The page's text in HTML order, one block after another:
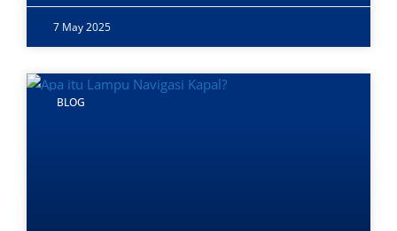
7 May 2025
BLOG